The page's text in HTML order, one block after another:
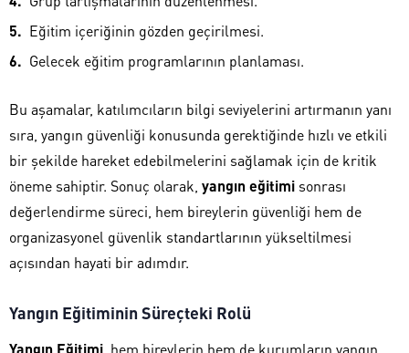
Eğitim içeriğinin gözden geçirilmesi.
Gelecek eğitim programlarının planlaması.
Bu aşamalar, katılımcıların bilgi seviyelerini artırmanın yanı
sıra, yangın güvenliği konusunda gerektiğinde hızlı ve etkili
bir şekilde hareket edebilmelerini sağlamak için de kritik
öneme sahiptir. Sonuç olarak, yangın eğitimi sonrası
değerlendirme süreci, hem bireylerin güvenliği hem de
organizasyonel güvenlik standartlarının yükseltilmesi
açısından hayati bir adımdır.
Yangın Eğitiminin Süreçteki Rolü
Yangın Eğitimi , hem bireylerin hem de kurumların yangın